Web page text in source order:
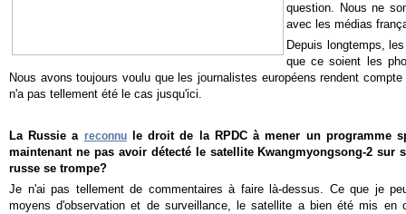
question. Nous ne
avec les médias
Depuis longtemps,
que ce soient les
Nous avons toujours voulu que les journalistes européens rendent
n'a pas tellement été le cas jusqu'ici.
La Russie a reconnule droit de la RPDC à mener un programme
maintenant ne pas avoir détecté le satellite Kwangmyongsong-2 sur
russe se trompe?
Je n'ai pas tellement de commentaires à faire là-dessus. Ce que je
moyens d'observation et de surveillance, le satellite a bien été mis en